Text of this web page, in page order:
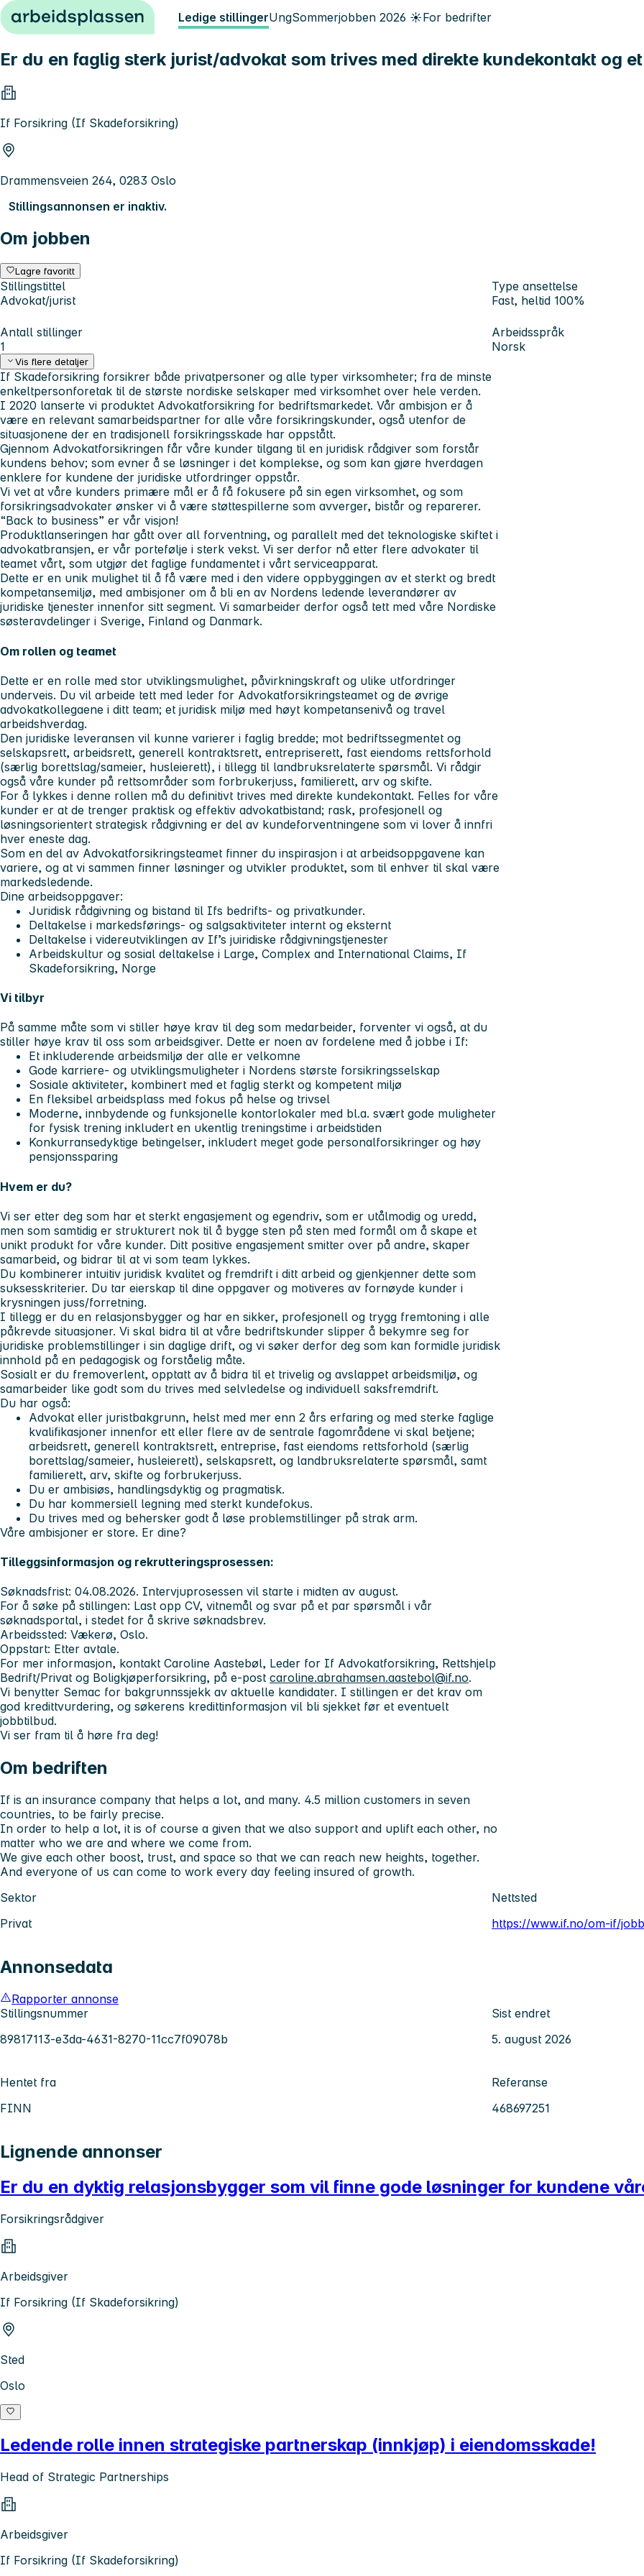
Hopp til innhold Ledige stillingerUngSommerjobben 2026 ☀️For bedrifter
Er du en faglig sterk jurist/advokat som trives med direkte kundekontakt og
If Forsikring (If Skadeforsikring)
Drammensveien 264, 0283 Oslo
Stillingsannonsen er inaktiv.
Om jobben
Lagre favoritt
Stillingstittel
Advokat/jurist
Type ansettelse
Fast, heltid 100%
Antall stillinger
1
Arbeidsspråk
Norsk
Vis flere detaljer
If Skadeforsikring forsikrer både privatpersoner og alle typer virksomheter; fra de minste
enkeltpersonforetak til de største nordiske selskaper med virksomhet over hele verden.
I 2020 lanserte vi produktet Advokatforsikring for bedriftsmarkedet. Vår ambisjon er å
være en relevant samarbeidspartner for alle våre forsikringskunder, også utenfor de
situasjonene der en tradisjonell forsikringsskade har oppstått.
Gjennom Advokatforsikringen får våre kunder tilgang til en juridisk rådgiver som forstår
kundens behov; som evner å se løsninger i det komplekse, og som kan gjøre hverdagen
enklere for kundene der juridiske utfordringer oppstår.
Vi vet at våre kunders primære mål er å få fokusere på sin egen virksomhet, og som
forsikringsadvokater ønsker vi å være støttespillerne som avverger, bistår og reparerer.
“Back to business” er vår visjon!
Produktlanseringen har gått over all forventning, og parallelt med det teknologiske skiftet i
advokatbransjen, er vår portefølje i sterk vekst. Vi ser derfor nå etter flere advokater til
teamet vårt, som utgjør det faglige fundamentet i vårt serviceapparat.
Dette er en unik mulighet til å få være med i den videre oppbyggingen av et sterkt og bredt
kompetansemiljø, med ambisjoner om å bli en av Nordens ledende leverandører av
juridiske tjenester innenfor sitt segment. Vi samarbeider derfor også tett med våre Nordiske
søsteravdelinger i Sverige, Finland og Danmark.
Om rollen og teamet
Dette er en rolle med stor utviklingsmulighet, påvirkningskraft og ulike utfordringer
underveis. Du vil arbeide tett med leder for Advokatforsikringsteamet og de øvrige
advokatkollegaene i ditt team; et juridisk miljø med høyt kompetansenivå og travel
arbeidshverdag.
Den juridiske leveransen vil kunne varierer i faglig bredde; mot bedriftssegmentet og
selskapsrett, arbeidsrett, generell kontraktsrett, entrepriserett, fast eiendoms rettsforhold
(særlig borettslag/sameier, husleierett), i tillegg til landbruksrelaterte spørsmål. Vi rådgir
også våre kunder på rettsområder som forbrukerjuss, familierett, arv og skifte.
For å lykkes i denne rollen må du definitivt trives med direkte kundekontakt. Felles for våre
kunder er at de trenger praktisk og effektiv advokatbistand; rask, profesjonell og
løsningsorientert strategisk rådgivning er del av kundeforventningene som vi lover å innfri
hver eneste dag.
Som en del av Advokatforsikringsteamet finner du inspirasjon i at arbeidsoppgavene kan
variere, og at vi sammen finner løsninger og utvikler produktet, som til enhver til skal være
markedsledende.
Dine arbeidsoppgaver:
Juridisk rådgivning og bistand til Ifs bedrifts- og privatkunder.
Deltakelse i markedsførings- og salgsaktiviteter internt og eksternt
Deltakelse i videreutviklingen av If’s juiridiske rådgivningstjenester
Arbeidskultur og sosial deltakelse i Large, Complex and International Claims, If
Skadeforsikring, Norge
Vi tilbyr
På samme måte som vi stiller høye krav til deg som medarbeider, forventer vi også, at du
stiller høye krav til oss som arbeidsgiver. Dette er noen av fordelene med å jobbe i If:
Et inkluderende arbeidsmiljø der alle er velkomne
Gode karriere- og utviklingsmuligheter i Nordens største forsikringsselskap
Sosiale aktiviteter, kombinert med et faglig sterkt og kompetent miljø
En fleksibel arbeidsplass med fokus på helse og trivsel
Moderne, innbydende og funksjonelle kontorlokaler med bl.a. svært gode muligheter
for fysisk trening inkludert en ukentlig treningstime i arbeidstiden
Konkurransedyktige betingelser, inkludert meget gode personalforsikringer og høy
pensjonssparing
Hvem er du?
Vi ser etter deg som har et sterkt engasjement og egendriv, som er utålmodig og uredd,
men som samtidig er strukturert nok til å bygge sten på sten med formål om å skape et
unikt produkt for våre kunder. Ditt positive engasjement smitter over på andre, skaper
samarbeid, og bidrar til at vi som team lykkes.
Du kombinerer intuitiv juridisk kvalitet og fremdrift i ditt arbeid og gjenkjenner dette som
suksesskriterier. Du tar eierskap til dine oppgaver og motiveres av fornøyde kunder i
krysningen juss/forretning.
I tillegg er du en relasjonsbygger og har en sikker, profesjonell og trygg fremtoning i alle
påkrevde situasjoner. Vi skal bidra til at våre bedriftskunder slipper å bekymre seg for
juridiske problemstillinger i sin daglige drift, og vi søker derfor deg som kan formidle juridisk
innhold på en pedagogisk og forståelig måte.
Sosialt er du fremoverlent, opptatt av å bidra til et trivelig og avslappet arbeidsmiljø, og
samarbeider like godt som du trives med selvledelse og individuell saksfremdrift.
Du har også:
Advokat eller juristbakgrunn, helst med mer enn 2 års erfaring og med sterke faglige
kvalifikasjoner innenfor ett eller flere av de sentrale fagområdene vi skal betjene;
arbeidsrett, generell kontraktsrett, entreprise, fast eiendoms rettsforhold (særlig
borettslag/sameier, husleierett), selskapsrett, og landbruksrelaterte spørsmål, samt
familierett, arv, skifte og forbrukerjuss.
Du er ambisiøs, handlingsdyktig og pragmatisk.
Du har kommersiell legning med sterkt kundefokus.
Du trives med og behersker godt å løse problemstillinger på strak arm.
Våre ambisjoner er store. Er dine?
Tilleggsinformasjon og rekrutteringsprosessen:
Søknadsfrist: 04.08.2026. Intervjuprosessen vil starte i midten av august.
For å søke på stillingen: Last opp CV, vitnemål og svar på et par spørsmål i vår
søknadsportal, i stedet for å skrive søknadsbrev.
Arbeidssted: Vækerø, Oslo.
Oppstart: Etter avtale.
For mer informasjon, kontakt Caroline Aastebøl, Leder for If Advokatforsikring, Rettshjelp
Bedrift/Privat og Boligkjøperforsikring, på e-post caroline.abrahamsen.aastebol@if.no.
Vi benytter Semac for bakgrunnssjekk av aktuelle kandidater. I stillingen er det krav om
god kredittvurdering, og søkerens kredittinformasjon vil bli sjekket før et eventuelt
jobbtilbud.
Vi ser fram til å høre fra deg!
Om bedriften
If is an insurance company that helps a lot, and many. 4.5 million customers in seven
countries, to be fairly precise.
In order to help a lot, it is of course a given that we also support and uplift each other, no
matter who we are and where we come from.
We give each other boost, trust, and space so that we can reach new heights, together.
And everyone of us can come to work every day feeling insured of growth.
Sektor
Privat
Nettsted
https://www.if.no/om-if/
Annonsedata
Rapporter annonse
Stillingsnummer
89817113-e3da-4631-8270-11cc7f09078b
Sist endret
5. august 2026
Hentet fra
FINN
Referanse
468697251
Lignende annonser
Er du en dyktig relasjonsbygger som vil finne gode løsninger for kundene
Forsikringsrådgiver
Arbeidsgiver
If Forsikring (If Skadeforsikring)
Sted
Oslo
Ledende rolle innen strategiske partnerskap (innkjøp) i eiendomsskade!
Head of Strategic Partnerships
Arbeidsgiver
If Forsikring (If Skadeforsikring)